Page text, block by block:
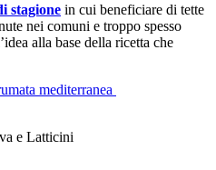
stagione in cui beneficiare di tette
nei comuni e troppo spesso
alla base della ricetta che
mediterranea
e Latticini